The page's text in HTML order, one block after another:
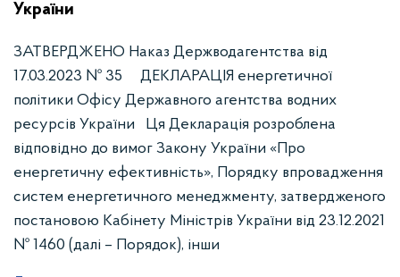
України
ЗАТВЕРДЖЕНО Наказ Держводагентства від
17.03.2023 № 35 ДЕКЛАРАЦІЯ енергетичної
політики Офісу Державного агентства водних
ресурсів України Ця Декларація розроблена
відповідно до вимог Закону України «Про
енергетичну ефективність», Порядку впровадження
систем енергетичного менеджменту, затвердженого
постановою Кабінету Міністрів України від 23.12.2021
№ 1460 (далі – Порядок), інши